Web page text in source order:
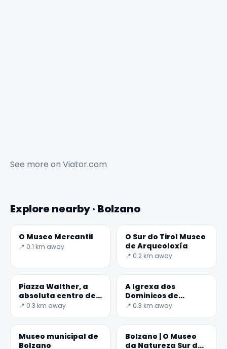
See more on Viator.com
Explore nearby · Bolzano
O Museo Mercantil
📍 0.1 km away
O Sur do Tirol Museo
de Arqueoloxía
📍 0.2 km away
Piazza Walther, a
absoluta centro de
Bolzano
📍 0.3 km away
A Igrexa dos
Dominicos de
Bolzano con
está situado na
Praza
📍 0.3 km away
Museo municipal de
Bolzano
Bolzano | O Museo
da Natureza Sur do